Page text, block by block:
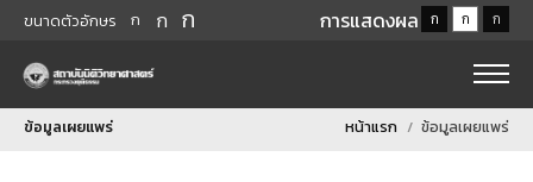
ขนาดตัวอักษร ก ก ก การแสดงผล ก ก ก
ข้อมูลเผยแพร่ หน้าแรก ข้อมูลเผยแพร่